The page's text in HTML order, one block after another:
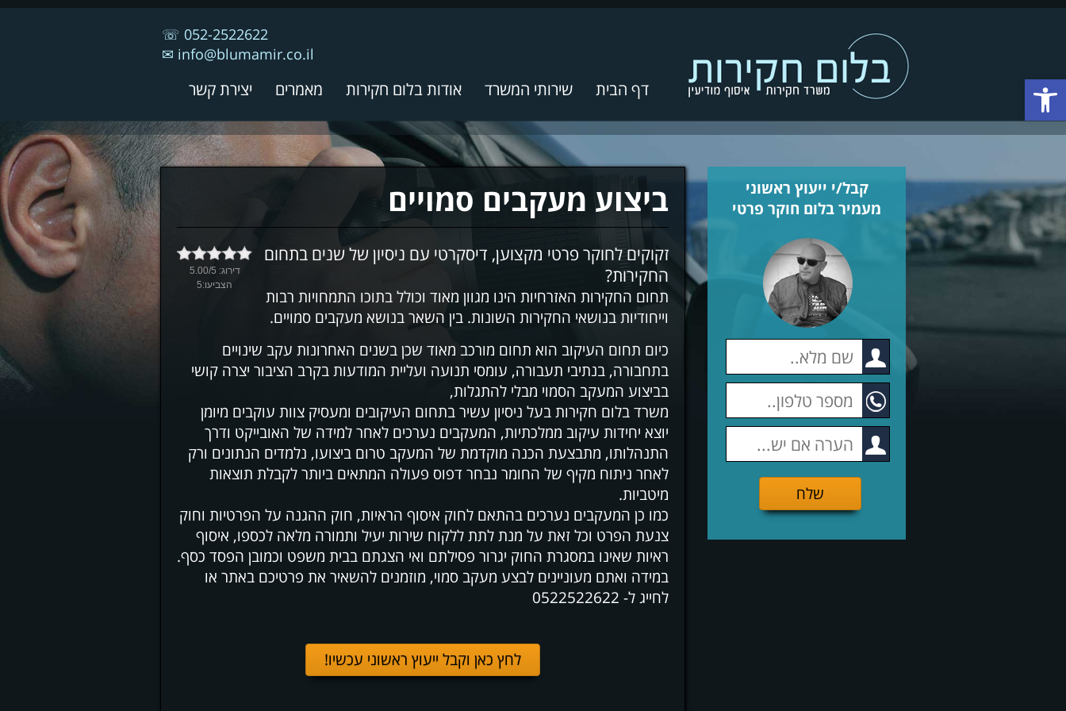
052-2522622
☏
info@blumamir.co.il
✉
דף הבית שירותי המשרד אודות בלום חקירות מאמרים יצירת קשר
ביצוע מעקבים סמויים
דירוג: 5.00/5
הצביעו:5
זקוקים לחוקר פרטי מקצוען, דיסקרטי עם ניסיון של שנים בתחום
החקירות?
תחום החקירות האזרחיות הינו מגוון מאוד וכולל בתוכו התמחויות רבות
וייחודיות בנושאי החקירות השונות. בין השאר בנושא מעקבים סמויים.
כיום תחום העיקוב הוא תחום מורכב מאוד שכן בשנים האחרונות עקב שינויים
בתחבורה, בנתיבי תעבורה, עומסי תנועה ועליית המודעות בקרב הציבור יצרה קושי
בביצוע המעקב הסמוי מבלי להתגלות,
משרד בלום חקירות בעל ניסיון עשיר בתחום העיקובים ומעסיק צוות עוקבים מיומן
יוצא יחידות עיקוב ממלכתיות, המעקבים נערכים לאחר למידה של האובייקט ודרך
התנהלותו, מתבצעת הכנה מוקדמת של המעקב טרום ביצועו, נלמדים הנתונים ורק
לאחר ניתוח מקיף של החומר נבחר דפוס פעולה המתאים ביותר לקבלת תוצאות
מיטביות.
כמו כן המעקבים נערכים בהתאם לחוק איסוף הראיות, חוק ההגנה על הפרטיות וחוק
צנעת הפרט וכל זאת על מנת לתת ללקוח שירות יעיל ותמורה מלאה לכספו, איסוף
ראיות שאינו במסגרת החוק יגרור פסילתם ואי הצגתם בבית משפט וכמובן הפסד כסף.
במידה ואתם מעוניינים לבצע מעקב סמוי, מוזמנים להשאיר את פרטיכם באתר או
לחייג ל- 0522522622
לחץ כאן וקבל ייעוץ ראשוני עכשיו!
קבל/י ייעוץ ראשוני
מעמיר בלום חוקר פרטי
Open toolbar